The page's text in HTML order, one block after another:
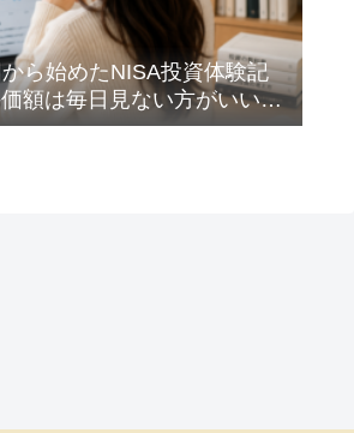
ら始めたNISA投資体験記
額は毎日見ない方がいい？
確認してしまう私